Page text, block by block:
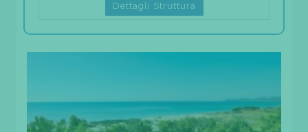
Dettagli Struttura